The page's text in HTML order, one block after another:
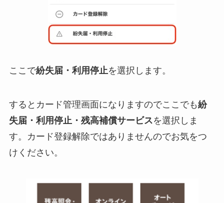
ここで紛失届・利用停止を選択します。
するとカード管理画面になりますのでここでも紛
失届・利用停止・残高補償サービスを選択しま
す。カード登録解除ではありませんのでお気をつ
けください。